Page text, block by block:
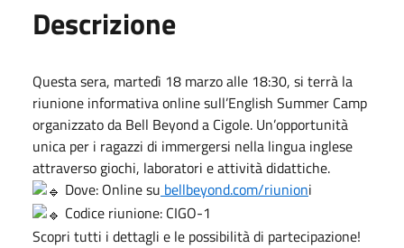
Descrizione
Questa sera, martedì 18 marzo alle 18:30, si terrà la
riunione informativa online sull’English Summer Camp
organizzato da Bell Beyond a Cigole. Un’opportunità
unica per i ragazzi di immergersi nella lingua inglese
attraverso giochi, laboratori e attività didattiche.
Dove: Online su bellbeyond.com/riunioni
Codice riunione: CIGO-1
Scopri tutti i dettagli e le possibilità di partecipazione!